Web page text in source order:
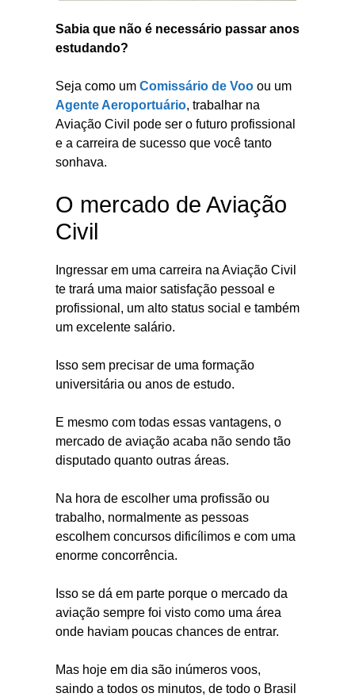
Sabia que não é necessário passar anos
estudando?
Seja como um Comissário de Voo ou um
Agente Aeroportuário, trabalhar na
Aviação Civil pode ser o futuro profissional
e a carreira de sucesso que você tanto
sonhava.
O mercado de Aviação
Civil
Ingressar em uma carreira na Aviação Civil
te trará uma maior satisfação pessoal e
profissional, um alto status social e também
um excelente salário.
Isso sem precisar de uma formação
universitária ou anos de estudo.
E mesmo com todas essas vantagens, o
mercado de aviação acaba não sendo tão
disputado quanto outras áreas.
Na hora de escolher uma profissão ou
trabalho, normalmente as pessoas
escolhem concursos dificílimos e com uma
enorme concorrência.
Isso se dá em parte porque o mercado da
aviação sempre foi visto como uma área
onde haviam poucas chances de entrar.
Mas hoje em dia são inúmeros voos,
saindo a todos os minutos, de todo o Brasil